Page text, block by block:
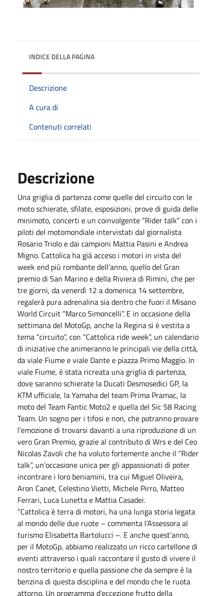
INDICE DELLA PAGINA
Descrizione
A cura di
Contenuti correlati
Descrizione
Una griglia di partenza come quelle del circuito con le
moto schierate, sfilate, esposizioni, prove di guida delle
minimoto, concerti e un coinvolgente “Rider talk” con i
piloti del motomondiale intervistati dal giornalista
Rosario Triolo e dai campioni Mattia Pasini e Andrea
Migno. Cattolica ha già acceso i motori in vista del
week end più rombante dell’anno, quello del Gran
premio di San Marino e della Riviera di Rimini, che per
tre giorni, da venerdì 12 a domenica 14 settembre,
regalerà pura adrenalina sia dentro che fuori il Misano
World Circuit “Marco Simoncelli”. E in occasione della
settimana del MotoGp, anche la Regina si è vestita a
tema “circuito”, con “Cattolica ride week”, un calendario
di iniziative che animeranno le principali vie della città,
da viale Fiume e viale Dante e piazza Primo Maggio. In
viale Fiume, è stata ricreata una griglia di partenza,
dove saranno schierate la Ducati Desmosedici GP, la
KTM ufficiale, la Yamaha del team Prima Pramac, la
moto del Team Fantic Moto2 e quella del Sic 58 Racing
Team. Un sogno per i tifosi e non, che potranno provare
l’emozione di trovarsi davanti a una riproduzione di un
vero Gran Premio, grazie al contributo di Wrs e del Ceo
Nicolas Zavoli che ha voluto fortemente anche il “Rider
talk”, un’occasione unica per gli appassionati di poter
incontrare i loro beniamini, tra cui Miguel Oliveira,
Aron Canet, Celestino Vietti, Michele Pirro, Matteo
Ferrari, Luca Lunetta e Mattia Casadei.
“Cattolica è terra di motori, ha una lunga storia legata
al mondo delle due ruote – commenta l’Assessora al
turismo Elisabetta Bartolucci –. E anche quest’anno,
per il MotoGp, abbiamo realizzato un ricco cartellone di
eventi attraverso i quali raccontare il gusto di vivere il
nostro territorio e quella passione che da sempre è la
benzina di questa disciplina e del mondo che le ruota
attorno. Un programma d’eccezione frutto della